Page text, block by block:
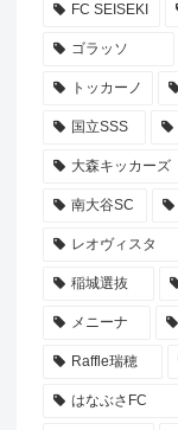
FC SEISEKI
ゴラッソ
トッカーノ
国立SSS
大森キッカーズ
南大谷SC
レオヴィスタ
稲城選抜
メニーナ
Raffle瑞穂
はなぶさFC